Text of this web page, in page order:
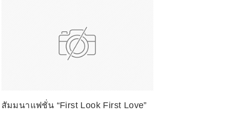
สัมมนาแฟชั่น “First Look First Love”